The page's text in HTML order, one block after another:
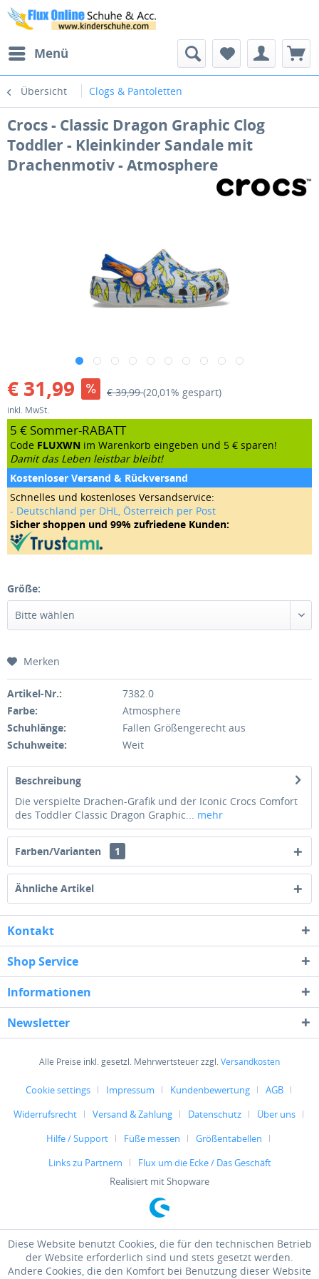
Menü
Übersicht Clogs & Pantoletten
Crocs - Classic Dragon Graphic Clog
Toddler - Kleinkinder Sandale mit
Drachenmotiv - Atmosphere
€ 31,99 € 39,99(20,01% gespart)
inkl. MwSt.
5 € Sommer-RABATT
Code FLUXWN im Warenkorb eingeben und 5 € sparen!
Damit das Leben leistbar bleibt!
Kostenloser Versand & Rückversand
Schnelles und kostenloses Versandservice:
- Deutschland per DHL, Österreich per Post
Sicher shoppen und 99% zufriedene Kunden:
Größe:
Merken
Artikel-Nr.:
7382.0
Farbe:
Atmosphere
Schuhlänge:
Fallen Größengerecht aus
Schuhweite:
Weit
Beschreibung
Die verspielte Drachen-Grafik und der Iconic Crocs Comfort
des Toddler Classic Dragon Graphic... mehr
Farben/Varianten 1
Ähnliche Artikel
Kontakt
Shop Service
Informationen
Newsletter
Alle Preise inkl. gesetzl. Mehrwertsteuer zzgl.Versandkosten
Cookie settings Impressum Kundenbewertung
AGB
Widerrufsrecht
Versand & Zahlung Datenschutz
Über uns
Hilfe / Support
Füße messen
Größentabellen
Links zu Partnern
Flux um die Ecke / Das Geschäft
Realisiert mit Shopware
Diese Website benutzt Cookies, die für den technischen Betrieb
der Website erforderlich sind und stets gesetzt werden.
Andere Cookies, die den Komfort bei Benutzung dieser Website